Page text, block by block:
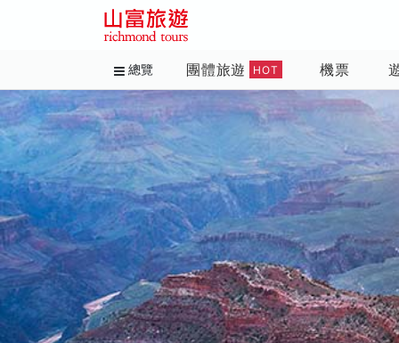
總覽 團體旅遊 HOT 機票